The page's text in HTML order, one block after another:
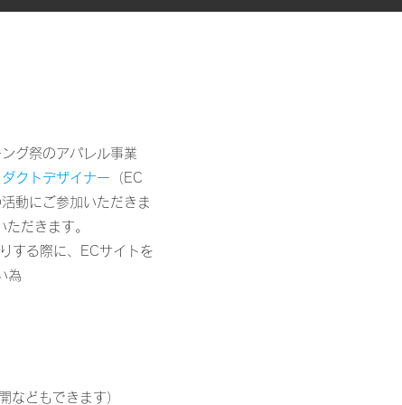
グ祭のアパレル事業
クトデザイナー （EC
動にご参加いただきま
だきます。
する 際に、ECサイトを
為
どもできます）